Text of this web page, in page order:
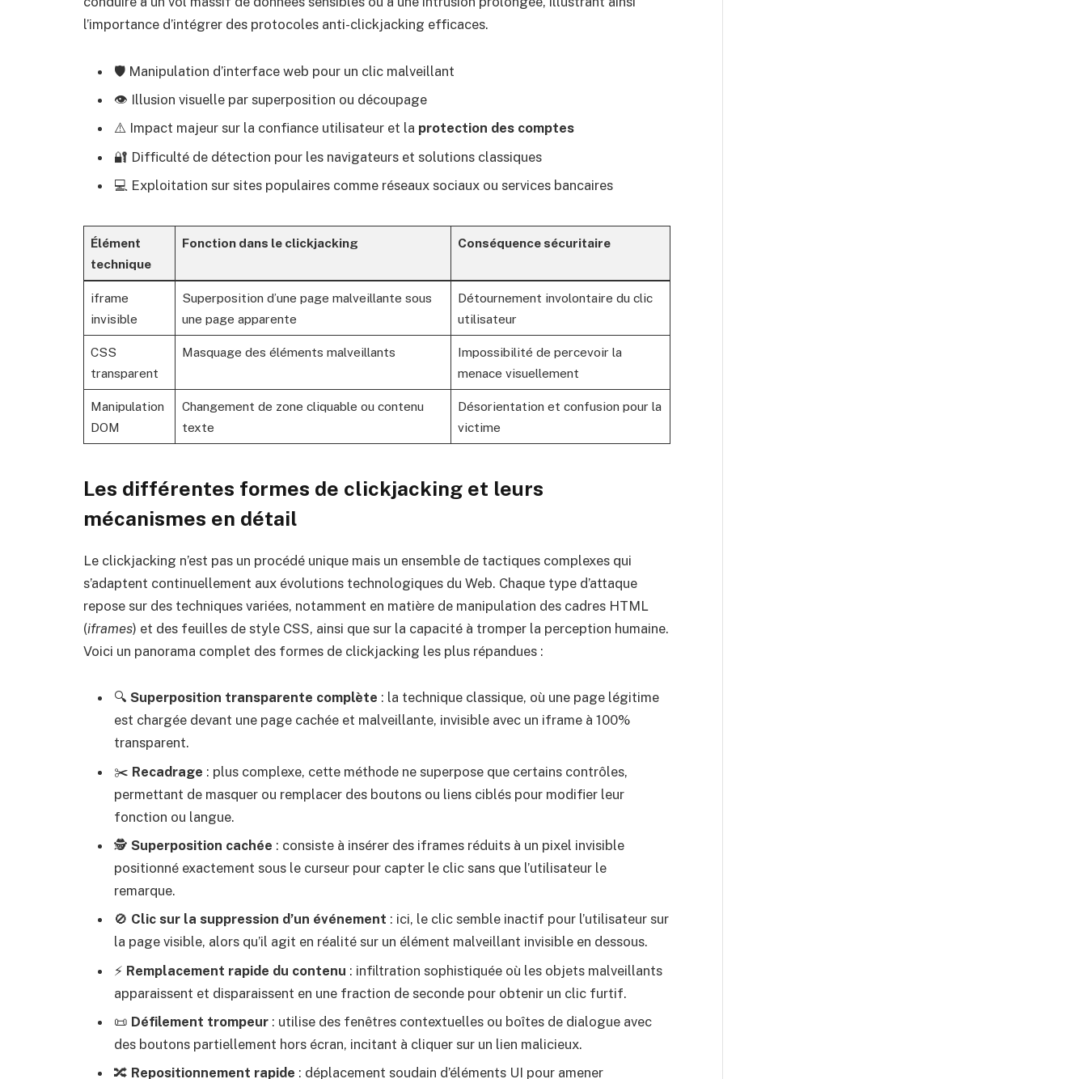
l’importance d’intégrer des protocoles anti-clickjacking efficaces.
🛡️ Manipulation d’interface web pour un clic malveillant
👁️ Illusion visuelle par superposition ou découpage
⚠️ Impact majeur sur la confiance utilisateur et la protection des comptes
🔐 Difficulté de détection pour les navigateurs et solutions classiques
💻 Exploitation sur sites populaires comme réseaux sociaux ou services bancaires
Élément
technique
Fonction dans le clickjacking Conséquence sécuritaire
iframe
invisible
Superposition d’une page malveillante sous
une page apparente
Détournement involontaire du clic
utilisateur
CSS
transparent
Masquage des éléments malveillants
Impossibilité de percevoir la
menace visuellement
Manipulation
DOM
Changement de zone cliquable ou contenu
texte
Désorientation et confusion pour la
victime
Les différentes formes de clickjacking et leurs
mécanismes en détail
Le clickjacking n’est pas un procédé unique mais un ensemble de tactiques complexes qui
s’adaptent continuellement aux évolutions technologiques du Web. Chaque type d’attaque
repose sur des techniques variées, notamment en matière de manipulation des cadres HTML
(iframes) et des feuilles de style CSS, ainsi que sur la capacité à tromper la perception humaine.
Voici un panorama complet des formes de clickjacking les plus répandues :
🔍 Superposition transparente complète : la technique classique, où une page légitime
est chargée devant une page cachée et malveillante, invisible avec un iframe à 100%
transparent.
✂️ Recadrage : plus complexe, cette méthode ne superpose que certains contrôles,
permettant de masquer ou remplacer des boutons ou liens ciblés pour modifier leur
fonction ou langue.
🕵️ Superposition cachée : consiste à insérer des iframes réduits à un pixel invisible
positionné exactement sous le curseur pour capter le clic sans que l’utilisateur le
remarque.
🚫 Clic sur la suppression d’un événement : ici, le clic semble inactif pour l’utilisateur sur
la page visible, alors qu’il agit en réalité sur un élément malveillant invisible en dessous.
⚡ Remplacement rapide du contenu : infiltration sophistiquée où les objets malveillants
apparaissent et disparaissent en une fraction de seconde pour obtenir un clic furtif.
📜 Défilement trompeur : utilise des fenêtres contextuelles ou boîtes de dialogue avec
des boutons partiellement hors écran, incitant à cliquer sur un lien malicieux.
🔀 Repositionnement rapide : déplacement soudain d’éléments UI pour amener